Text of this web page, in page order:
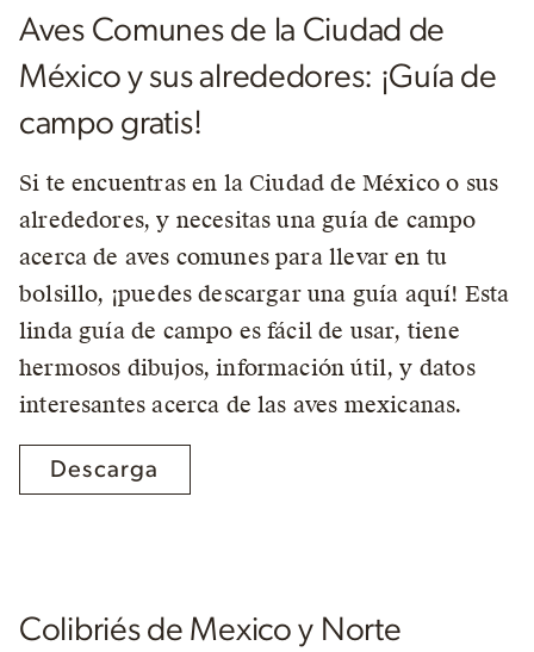
Aves Comunes de la Ciudad de
México y sus alrededores: ¡Guía de
campo gratis!
Si te encuentras en la Ciudad de México o sus
alrededores, y necesitas una guía de campo
acerca de aves comunes para llevar en tu
bolsillo, ¡puedes descargar una guía aquí! Esta
linda guía de campo es fácil de usar, tiene
hermosos dibujos, información útil, y datos
interesantes acerca de las aves mexicanas.
Descarga
Colibriés de Mexico y Norte